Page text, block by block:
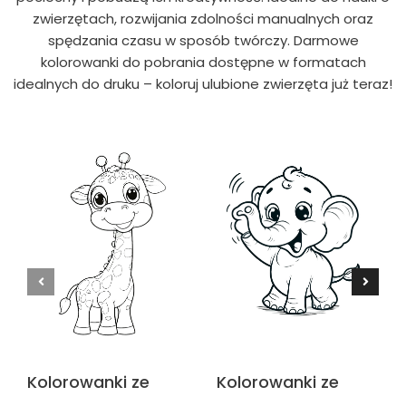
zwierzętach, rozwijania zdolności manualnych oraz
spędzania czasu w sposób twórczy. Darmowe
kolorowanki do pobrania dostępne w formatach
idealnych do druku – koloruj ulubione zwierzęta już teraz!
Kolorowanki ze Kolorowanki ze